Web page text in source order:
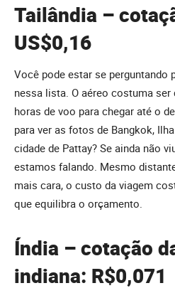
Tailândia –
US$0,16
Você pode estar se perguntando
nessa lista. O aéreo costuma
horas de voo para chegar até o
para ver as fotos de Bangkok,
cidade de Pattay? Se ainda não
estamos falando. Mesmo
mais cara, o custo da viagem
que equilibra o orçamento.
Índia – cotação
indiana: R$0,071